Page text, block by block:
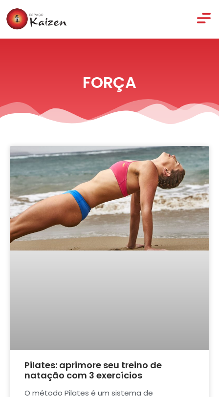
FORÇA
Pilates: aprimore seu treino de
natação com 3 exercícios
O método Pilates é um sistema de